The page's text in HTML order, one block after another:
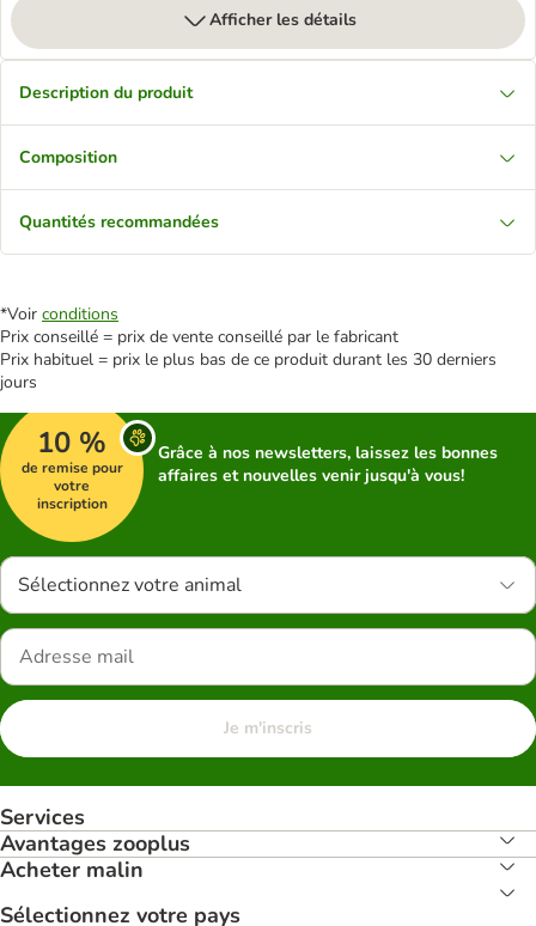
Afficher les détails
Description du produit
Composition
Quantités recommandées
*Voir conditions
Prix conseillé = prix de vente conseillé par le fabricant
Prix habituel = prix le plus bas de ce produit durant les 30 derniers
jours
10 %
de remise pour
votre
inscription
Grâce à nos newsletters, laissez les bonnes
affaires et nouvelles venir jusqu'à vous!
Sélectionnez votre animal
Je m'inscris
Services
Avantages zooplus
Acheter malin
Sélectionnez votre pays